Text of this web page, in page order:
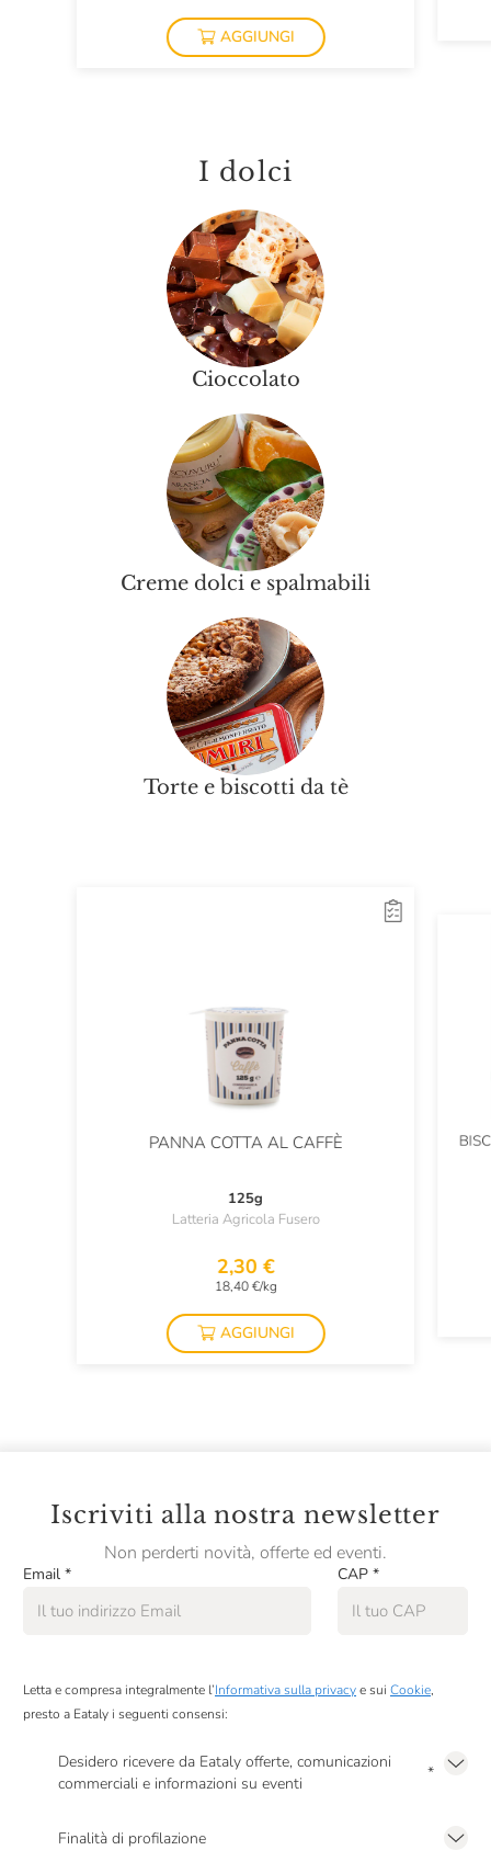
AGGIUNGI
I dolci
Cioccolato
Creme dolci e spalmabili
Torte e biscotti da tè
PANNA COTTA AL CAFFÈ
125g
Latteria Agricola Fusero
2,30 €
18,40 €/kg
AGGIUNGI
Iscriviti alla nostra newsletter
Non perderti novità, offerte ed eventi.
Email * CAP *
Letta e compresa integralmente l’Informativa sulla privacye sui Cookie,
presto a Eataly i seguenti consensi:
Desidero ricevere da Eataly offerte, comunicazioni
commerciali e informazioni su eventi
*
Finalità di profilazione